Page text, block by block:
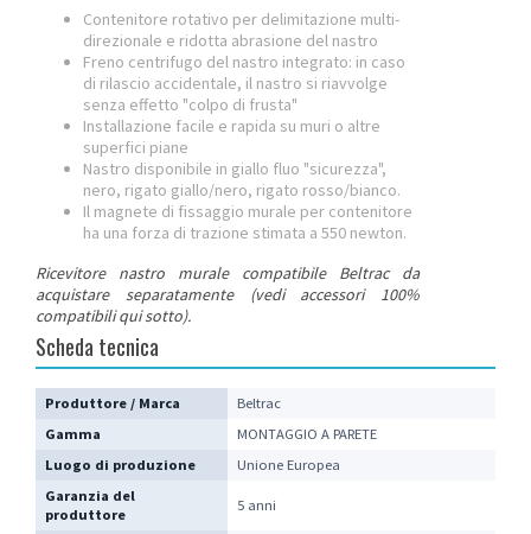
Contenitore rotativo per delimitazione multi-
direzionale e ridotta abrasione del nastro
Freno centrifugo del nastro integrato: in caso
di rilascio accidentale, il nastro si riavvolge
senza effetto "colpo di frusta"
Installazione facile e rapida su muri o altre
superfici piane
Nastro disponibile in giallo fluo "sicurezza",
nero, rigato giallo/nero, rigato rosso/bianco.
Il magnete di fissaggio murale per contenitore
ha una forza di trazione stimata a 550 newton.
Ricevitore nastro murale compatibile Beltrac da
acquistare separatamente (vedi accessori 100%
compatibili qui sotto).
Scheda tecnica
Produttore / Marca
Beltrac
Gamma
MONTAGGIO A PARETE
Luogo di produzione
Unione Europea
Garanzia del
produttore
5 anni